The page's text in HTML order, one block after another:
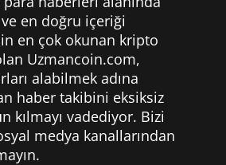
ve en doğru içeriği
en çok okunan kripto
Uzmancoin.com,
alabilmek adına
haber takibini eksiksiz
kılmayı vadediyor. Bizi
medya kanallarından